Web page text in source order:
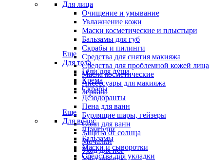
Для лица
Очищение и умывание
Увлажнение кожи
Маски косметические и плыстыри
Бальзамы для губ
Скрабы и пилинги
Средства для снятия макияжа
Средства для проблемной кожей лица
Масла косметические
Аксессуары для макияжа
Зеркала
Еще
Для тела
Гели для душа
Крема
Скрабы
Дезодоранты
Пена для ванн
Бурлящие шары, гейзеры
Соли для ванн
Защита от солнца
Мочалки
Уход для ног
Еще
Для волос
Шампуни
Бальзамы
Маски и сыворотки
Средства для укладки